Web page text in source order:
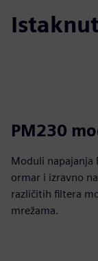
PM230
Moduli napajanja
ormar i izravno
različitih filtera
mrežama.